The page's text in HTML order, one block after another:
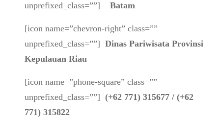
unprefixed_class=””] Batam
[icon name=”chevron-right” class=””
unprefixed_class=””] Dinas Pariwisata Provinsi
Kepulauan Riau
[icon name=”phone-square” class=””
unprefixed_class=””] (+62 771) 315677 / (+62
771) 315822